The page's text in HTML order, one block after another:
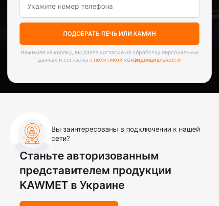
ПОДОБРАТЬ ПЕЧЬ ИЛИ КАМИН
Нажимая на кнопку, вы даете согласие на обработку персональных
данных и согласны с политикой конфиденциальности
Вы заинтересованы в подключении к нашей
сети?
Станьте авторизованным
представителем продукции
KAWMET в Украине